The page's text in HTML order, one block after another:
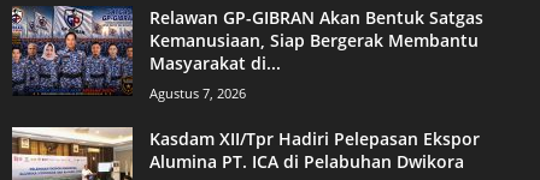
Relawan GP-GIBRAN Akan Bentuk Satgas
Kemanusiaan, Siap Bergerak Membantu
Masyarakat di...
Agustus 7, 2026
Kasdam XII/Tpr Hadiri Pelepasan Ekspor
Alumina PT. ICA di Pelabuhan Dwikora